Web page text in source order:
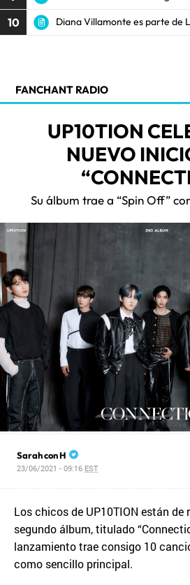
10 Diana Villamonte es parte de
FANCHANT RADIO
UP10TION
NUEVO
Su álbum trae a “Spin Off”
Sarah con H
23/06/2021 - 09:16 EST
Los chicos de UP10TION están de
segundo álbum, titulado
lanzamiento trae consigo 10
como sencillo principal.